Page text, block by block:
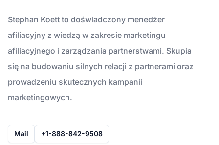
Stephan Koett to doświadczony menedżer
afiliacyjny z wiedzą w zakresie marketingu
afiliacyjnego i zarządzania partnerstwami. Skupia
się na budowaniu silnych relacji z partnerami oraz
prowadzeniu skutecznych kampanii
marketingowych.
Mail +1-888-842-9508